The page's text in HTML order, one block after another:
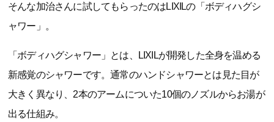
そんな加治さんに試してもらったのはLIXILの「ボディハグシ
ャワー」。
「ボディハグシャワー」とは、LIXILが開発した全身を温める
新感覚のシャワーです。通常のハンドシャワーとは見た目が
大きく異なり、2本のアームについた10個のノズルからお湯が
出る仕組み。